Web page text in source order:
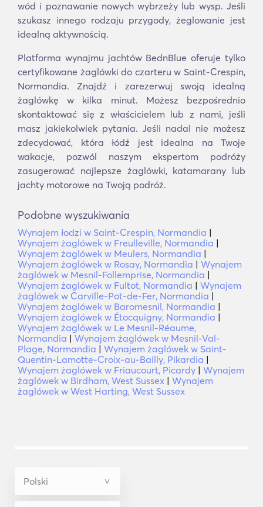
wód i poznawanie nowych wybrzeży lub wysp. Jeśli
szukasz innego rodzaju przygody, żeglowanie jest
idealną aktywnością.
Platforma wynajmu jachtów BednBlue oferuje tylko
certyfikowane żaglówki do czarteru w Saint-Crespin,
Normandia. Znajdź i zarezerwuj swoją idealną
żaglówkę w kilka minut. Możesz bezpośrednio
skontaktować się z właścicielem lub z nami, jeśli
masz jakiekolwiek pytania. Jeśli nadal nie możesz
zdecydować, która łódź jest idealna na Twoje
wakacje, pozwól naszym ekspertom podróży
zasugerować najlepsze żaglówki, katamarany lub
jachty motorowe na Twoją podróż.
Podobne wyszukiwania
Wynajem łodzi w Saint-Crespin, Normandia |
Wynajem żaglówek w Freulleville, Normandia |
Wynajem żaglówek w Meulers, Normandia |
Wynajem żaglówek w Rosay, Normandia | Wynajem
żaglówek w Mesnil-Follemprise, Normandia |
Wynajem żaglówek w Fultot, Normandia | Wynajem
żaglówek w Carville-Pot-de-Fer, Normandia |
Wynajem żaglówek w Baromesnil, Normandia |
Wynajem żaglówek w Étocquigny, Normandia |
Wynajem żaglówek w Le Mesnil-Réaume,
Normandia | Wynajem żaglówek w Mesnil-Val-
Plage, Normandia | Wynajem żaglówek w Saint-
Quentin-Lamotte-Croix-au-Bailly, Pikardia |
Wynajem żaglówek w Friaucourt, Picardy | Wynajem
żaglówek w Birdham, West Sussex | Wynajem
żaglówek w West Harting, West Sussex